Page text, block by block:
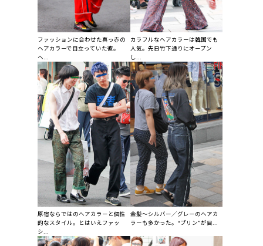
ファッションに合わせた真っ赤の
ヘアカラーで目立っていた彼。
ヘ...
カラフルなヘアカラーは韓国でも
人気。先日竹下通りにオープン
し...
原宿ならではのヘアカラーと個性
的なスタイル。とはいえファッ
シ...
金髪～シルバー／グレーのヘアカ
ラーも多かった。“プリン”が目...